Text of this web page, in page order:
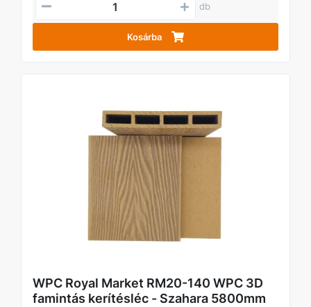
db
Kosárba
WPC Royal Market RM20-140 WPC 3D
famintás kerítésléc - Szahara 5800mm